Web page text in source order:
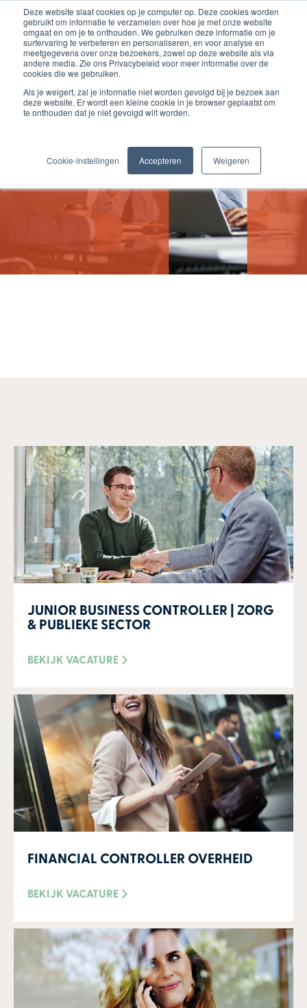
Deze website slaat cookies op je computer op. Deze cookies worden
gebruikt om informatie te verzamelen over hoe je met onze website
omgaat en om je te onthouden. We gebruiken deze informatie om je
surfervaring te verbeteren en personaliseren, en voor analyse en
meetgegevens over onze bezoekers, zowel op deze website als via
andere media. Zie ons Privacybeleid voor meer informatie over de
cookies die we gebruiken.
Als je weigert, zal je informatie niet worden gevolgd bij je bezoek aan
deze website. Er wordt een kleine cookie in je browser geplaatst om
te onthouden dat je niet gevolgd wilt worden.
Cookie-instellingen Accepteren Weigeren
JUNIOR BUSINESS CONTROLLER | ZORG
& PUBLIEKE SECTOR
BEKIJK VACATURE
FINANCIAL CONTROLLER OVERHEID
BEKIJK VACATURE